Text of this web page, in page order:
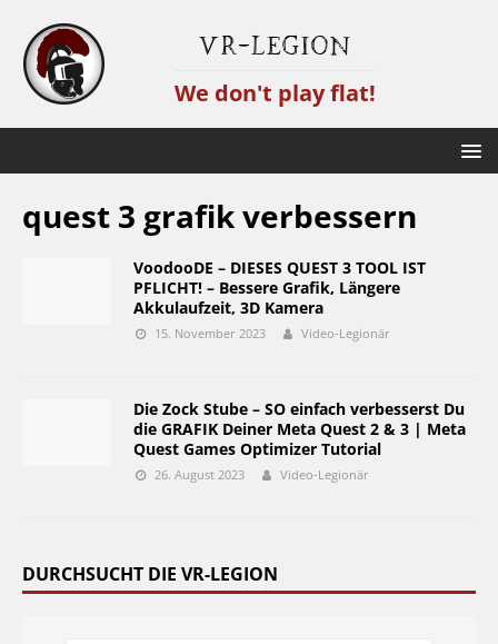
VR-Legion
We don't play flat!
quest 3 grafik verbessern
VoodooDE – DIESES QUEST 3 TOOL IST
PFLICHT! – Bessere Grafik, Längere
Akkulaufzeit, 3D Kamera
15. November 2023 Video-Legionär
Die Zock Stube – SO einfach verbesserst Du
die GRAFIK Deiner Meta Quest 2 & 3 | Meta
Quest Games Optimizer Tutorial
26. August 2023 Video-Legionär
DURCHSUCHT DIE VR-LEGION